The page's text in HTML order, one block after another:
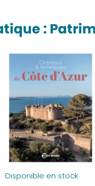
:
Disponible en stock